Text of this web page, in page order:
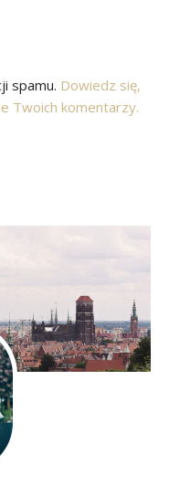
spamu. Dowiedz się,
Twoich komentarzy.